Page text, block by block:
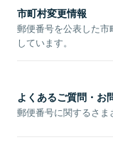
市町村変更情報
郵便番号を公表した
しています。
よくあるご質問・お
郵便番号に関するさま